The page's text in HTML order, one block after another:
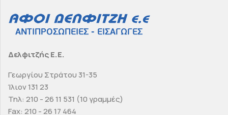
Δελφιτζής Ε.Ε.
Γεωργίου Στράτου 31-35
Ίλιον 131 23
Τηλ: 210 - 26 11 531 (10 γραμμές)
Fax: 210 - 26 17 464